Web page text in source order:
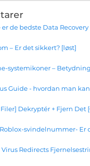
de bedste Data
– Er det sikkert? [løst]
systemikoner –
Guide - hvordan man
Dekryptér + Fjern Det
svindelnummer- Er
Redirects